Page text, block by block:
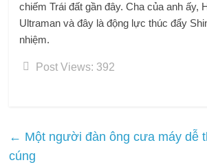
chiếm Trái đất gần đây. Cha của anh ấy,
Ultraman và đây là động lực thúc đẩy
nhiệm.
Post Views: 392
← Một người đàn ông cưa máy dễ
cúng